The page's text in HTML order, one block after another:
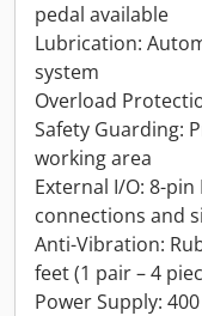
pedal available
Lubrication:
system
Overload
Safety Guarding:
working area
External I/O: 8-
connections and
Anti-Vibration:
feet (1 pair – 4
Power Supply: